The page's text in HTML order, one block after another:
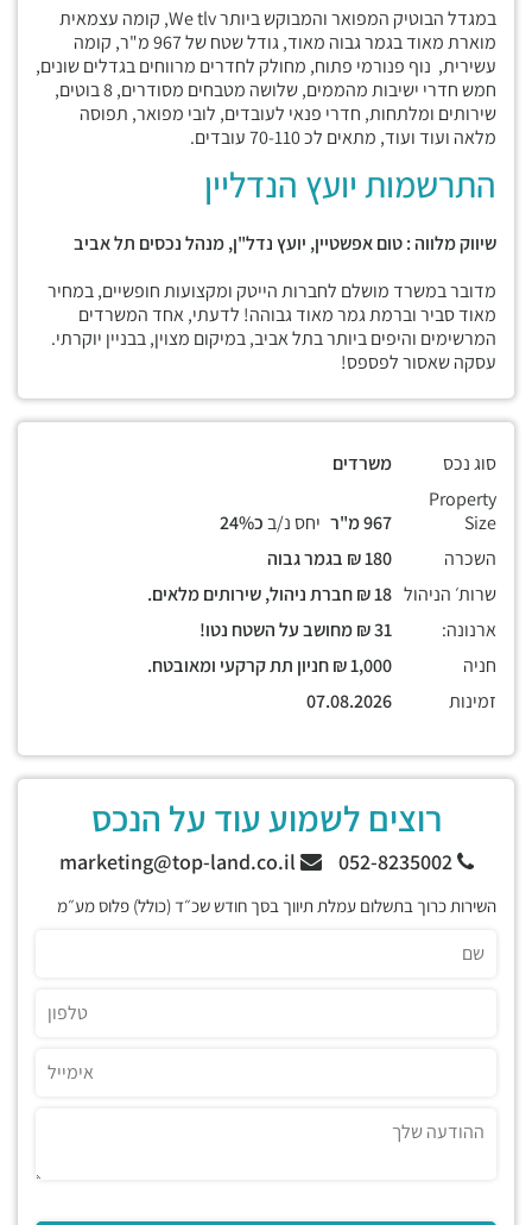
במגדל הבוטיק המפואר והמבוקש ביותר We tlv, קומה עצמאית
מוארת מאוד בגמר גבוה מאוד, גודל שטח של 967 מ"ר, קומה
עשירית, נוף פנורמי פתוח, מחולק לחדרים מרווחים בגדלים שונים,
חמש חדרי ישיבות מהממים, שלושה מטבחים מסודרים, 8 בוטים,
שירותים ומלתחות, חדרי פנאי לעובדים, לובי מפואר, תפוסה
מלאה ועוד ועוד, מתאים לכ 70-110 עובדים.
התרשמות יועץ הנדליין
שיווק מלווה : טום אפשטיין, יועץ נדל"ן, מנהל נכסים תל אביב
מדובר במשרד מושלם לחברות הייטק ומקצועות חופשיים, במחיר
מאוד סביר וברמת גמר מאוד גבוהה! לדעתי, אחד המשרדים
המרשימים והיפים ביותר בתל אביב, במיקום מצוין, בבניין יוקרתי.
עסקה שאסור לפספס!
סוג נכס
משרדים
Property
Size
יחס נ/בכ24%
השכרה
שרות׳ הניהול
ארנונה:
חניה
זמינות
רוצים לשמוע עוד על הנכס
052-8235002
השירות כרוך בתשלום עמלת תיווך בסך חודש שכ״ד (כולל) פלוס מע״מ